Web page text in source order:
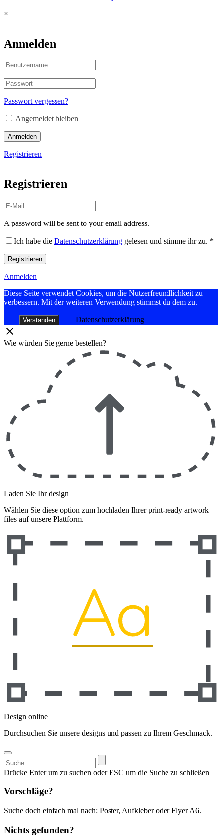
×
Anmelden
Passwort vergessen?
Angemeldet bleiben
Anmelden
Registrieren
Registrieren
A password will be sent to your email address.
Ich habe die Datenschutzerklärung gelesen und stimme ihr zu. *
Registrieren
Anmelden
Diese Seite verwendet Cookies, um die Nutzerfreundlichkeit zu
verbessern. Mit der weiteren Verwendung stimmst du dem zu.
Verstanden Datenschutzerklärung
Wie würden Sie gerne bestellen?
Laden Sie Ihr design
Wählen Sie diese option zum hochladen Ihrer print-ready artwork
files auf unsere Plattform.
Design online
Durchsuchen Sie unsere designs und passen zu Ihrem Geschmack.
Suchen
nach:
Drücke Enter um zu suchen oder ESC um die Suche zu schließen
Vorschläge?
Suche doch einfach mal nach: Poster, Aufkleber oder Flyer A6.
Nichts gefunden?